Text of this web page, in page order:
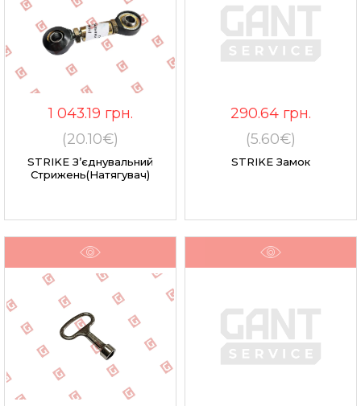
1 043.19 грн.
(20.10€)
STRIKE З’єднувальний
Стрижень(натягувач)
290.64 грн.
(5.60€)
STRIKE Замок